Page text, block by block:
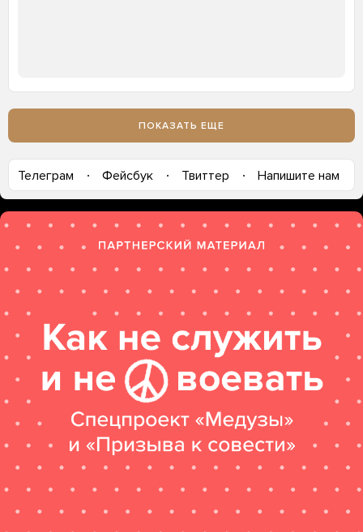
ПОКАЗАТЬ ЕЩЕ
Телеграм Фейсбук Твиттер Напишите нам